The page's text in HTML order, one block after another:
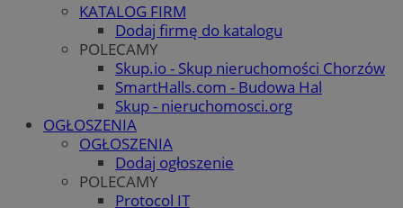
KATALOG FIRM
Dodaj firmę do katalogu
POLECAMY
Skup.io - Skup nieruchomości Chorzów
SmartHalls.com - Budowa Hal
Skup - nieruchomosci.org
OGŁOSZENIA
OGŁOSZENIA
Dodaj ogłoszenie
POLECAMY
Protocol IT